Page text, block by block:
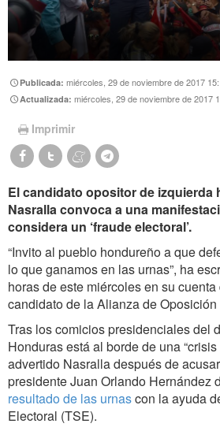
Publicada:miércoles, 29 de noviembre de 2017
Actualizada:miércoles, 29 de noviembre de 2017
Imprimir
El candidato opositor de izquierda
Nasralla convoca a una
considera un ‘fraude electoral’.
“Invito al pueblo hondureño a que
lo que ganamos en las urnas”, ha
horas de este miércoles en su cuenta
candidato de la Alianza de
Tras los comicios presidenciales del
Honduras está al borde de una
advertido Nasralla después de
presidente Juan Orlando Hernández
resultado de las urnascon la ayuda
Electoral (TSE).